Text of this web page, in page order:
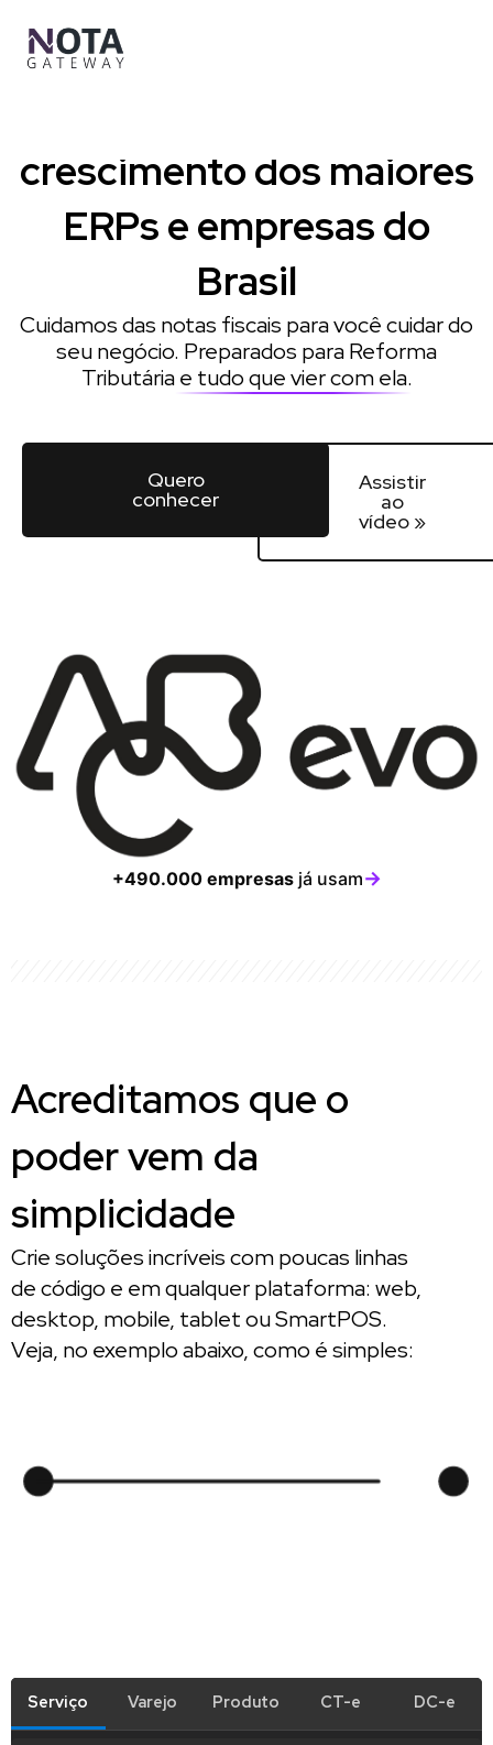
para
crescimento dos maiores
ERPs e empresas do
Brasil
Cuidamos das notas fiscais para você cuidar do
seu negócio. Preparados para Reforma
Tributáriae tudo que vier com ela.
Quero
conhecer
Assistir
ao
vídeo »
+490.000 empresas já usam→
Acreditamos que o
poder vem da
simplicidade
Crie soluções incríveis com poucas linhas
de código e em qualquer plataforma: web,
desktop, mobile, tablet ou SmartPOS.
Veja, no exemplo abaixo, como é simples:
Serviço Varejo Produto CT-e DC-e